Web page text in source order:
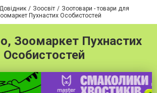
Зоосвіт
Зоотовари - товари для
Пухнастих Особистостей
Зоомаркет Пухнастих
Особистостей